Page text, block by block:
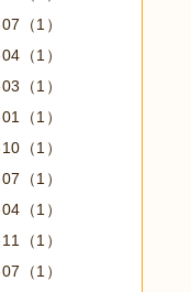
（1）
（1）
（1）
（1）
（1）
（1）
（1）
（1）
（1）